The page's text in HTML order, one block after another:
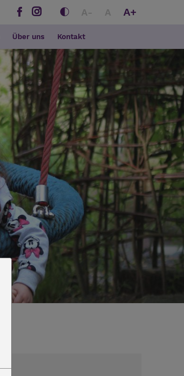
A- A A+
Über uns Kontakt